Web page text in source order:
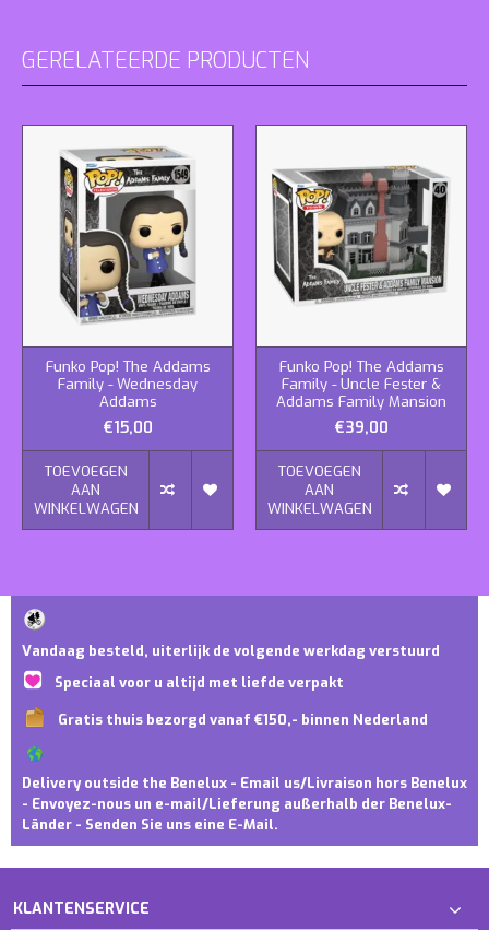
GERELATEERDE PRODUCTEN
Funko Pop! The Addams
Family - Wednesday
Addams
€15,00
TOEVOEGEN
AAN
WINKELWAGEN
Funko Pop! The Addams
Family - Uncle Fester &
Addams Family Mansion
€39,00
TOEVOEGEN
AAN
WINKELWAGEN
Vandaag besteld, uiterlijk de volgende werkdag verstuurd
Speciaal voor u altijd met liefde verpakt
Gratis thuis bezorgd vanaf €150,- binnen Nederland
Delivery outside the Benelux - Email us/Livraison hors Benelux
- Envoyez-nous un e-mail/Lieferung außerhalb der Benelux-
Länder - Senden Sie uns eine E-Mail.
KLANTENSERVICE